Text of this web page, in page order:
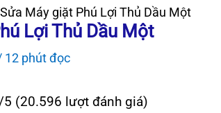
Sửa Máy giặt Phú Lợi Thủ Dầu Một
Lợi Thủ Dầu Một
12 phút đọc
5 (20.596 lượt đánh giá)